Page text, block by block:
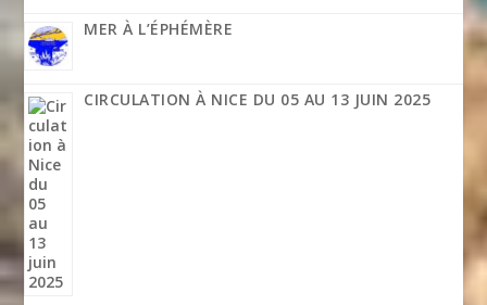
MER À L’ÉPHÉMÈRE
CIRCULATION À NICE DU 05 AU 13 JUIN 2025